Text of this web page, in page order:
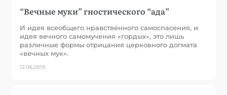
“Вечные муки” гностического “ада”
И идея всеобщего нравственного самоспасения, и
идея вечного самомучения «гордых», это лишь
различные формы отрицания церковного догмата
«вечных мук».
12.06.2019